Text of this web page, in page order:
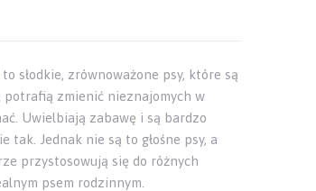
słodkie, zrównoważone psy, które są
potrafią zmienić nieznajomych w
Uwielbiają zabawę i są bardzo
tak. Jednak nie są to głośne psy, a
przystosowują się do różnych
psem rodzinnym.